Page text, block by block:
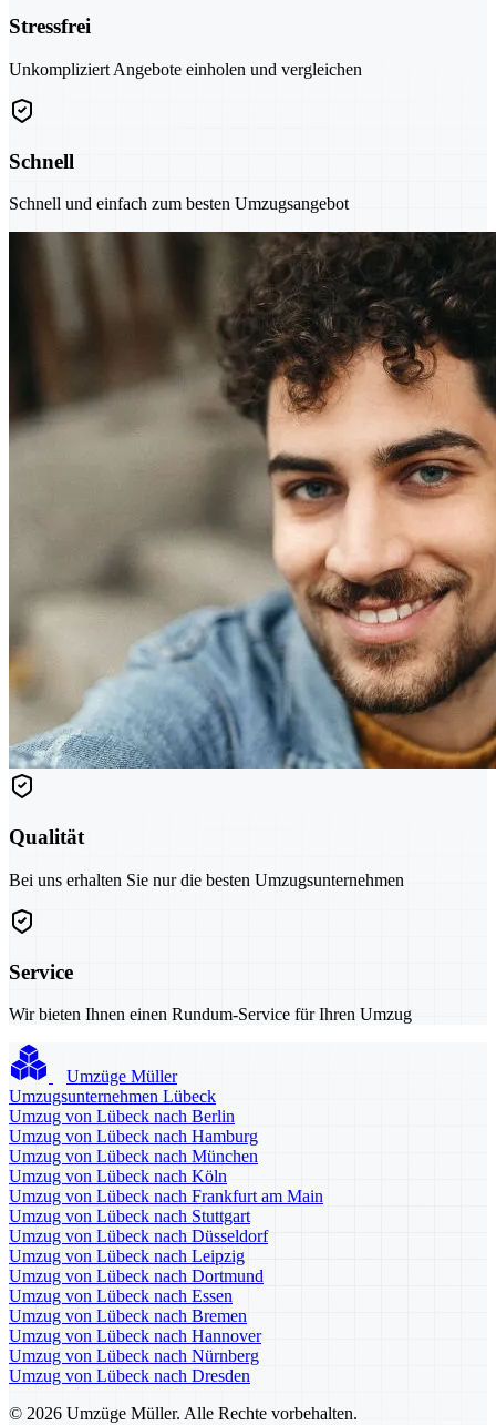
Stressfrei
Unkompliziert Angebote einholen und vergleichen
Schnell
Schnell und einfach zum besten Umzugsangebot
Qualität
Bei uns erhalten Sie nur die besten Umzugsunternehmen
Service
Wir bieten Ihnen einen Rundum-Service für Ihren Umzug
Umzüge Müller
Umzugsunternehmen Lübeck
Umzug von Lübeck nach Berlin
Umzug von Lübeck nach Hamburg
Umzug von Lübeck nach München
Umzug von Lübeck nach Köln
Umzug von Lübeck nach Frankfurt am Main
Umzug von Lübeck nach Stuttgart
Umzug von Lübeck nach Düsseldorf
Umzug von Lübeck nach Leipzig
Umzug von Lübeck nach Dortmund
Umzug von Lübeck nach Essen
Umzug von Lübeck nach Bremen
Umzug von Lübeck nach Hannover
Umzug von Lübeck nach Nürnberg
Umzug von Lübeck nach Dresden
© 2026 Umzüge Müller. Alle Rechte vorbehalten.